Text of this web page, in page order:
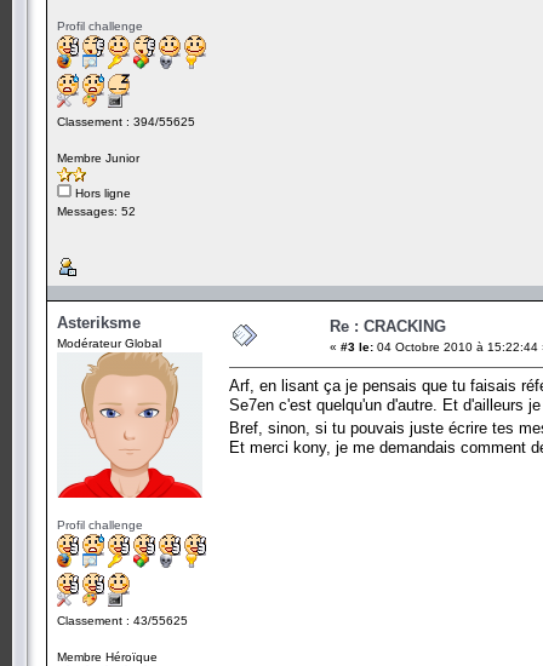
Profil challenge
Classement : 394/55625
Membre Junior
Hors ligne
Messages: 52
Asteriksme
Modérateur Global
Profil challenge
Classement : 43/55625
Membre Héroïque
Re : CRACKING
« #3 le: 04 Octobre 2010 à 15:22:44
Arf, en lisant ça je pensais que tu faisais
Se7en c'est quelqu'un d'autre. Et d'ailleurs
Bref, sinon, si tu pouvais juste écrire tes
Et merci kony, je me demandais comment